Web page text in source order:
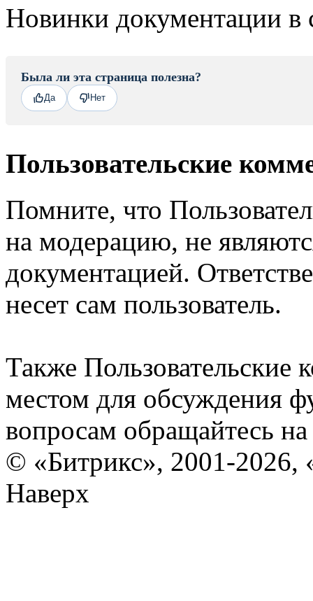
Новинки документации в
Была ли эта страница полезна?
Да Нет
Пользовательские
Помните, что
на модерацию, не
документацией.
несет сам пользователь.
Также Пользовательские
местом для обсуждения
вопросам обращайтесь
© «Битрикс», 2001-2026,
Наверх